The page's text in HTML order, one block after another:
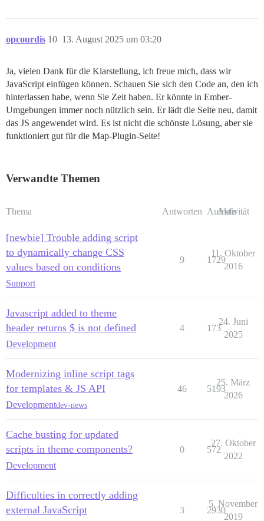
opcourdis 13. August 2025 um 03:20
10
Ja, vielen Dank für die Klarstellung, ich freue mich, dass wir
JavaScript einfügen können. Schauen Sie sich den Code an, den ich
hinterlassen habe, wenn Sie Zeit haben. Er könnte in Ember-
Umgebungen immer noch nützlich sein. Er lädt die Seite neu, damit
das JS angewendet wird. Es ist nicht die schönste Lösung, aber sie
funktioniert gut für die Map-Plugin-Seite!
Verwandte Themen
Thema Antworten Aufrufe
Aktivität
[newbie] Trouble adding script
to dynamically change CSS
values based on conditions
Support
9 1729
11. Oktober
2016
Javascript added to theme
header returns $ is not defined
Development
4 173
24. Juni
2025
Modernizing inline script tags
for templates & JS API
Developmentdev-news
46 5193
25. März
2026
Cache busting for updated
scripts in theme components?
Development
0 572
27. Oktober
2022
Difficulties in correctly adding
external JavaScript
3 2930
5. November
2019